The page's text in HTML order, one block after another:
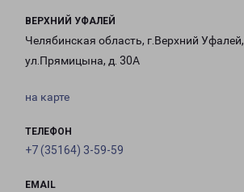
ВЕРХНИЙ УФАЛЕЙ
Челябинская область, г.Верхний Уфалей,
ул.Прямицына, д. 30А
на карте
ТЕЛЕФОН
+7 (35164) 3-59-59
EMAIL